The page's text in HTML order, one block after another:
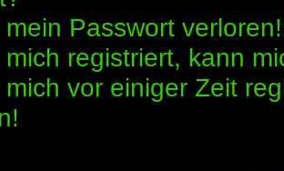
Passwort verloren!
registriert, kann
vor einiger Zeit